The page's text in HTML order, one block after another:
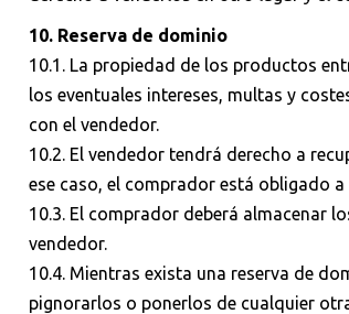
10. Reserva de dominio
10.1. La propiedad de los productos
los eventuales intereses, multas y
con el vendedor.
10.2. El vendedor tendrá derecho a
ese caso, el comprador está obligado
10.3. El comprador deberá almacenar
vendedor.
10.4. Mientras exista una reserva de
pignorarlos o ponerlos de cualquier